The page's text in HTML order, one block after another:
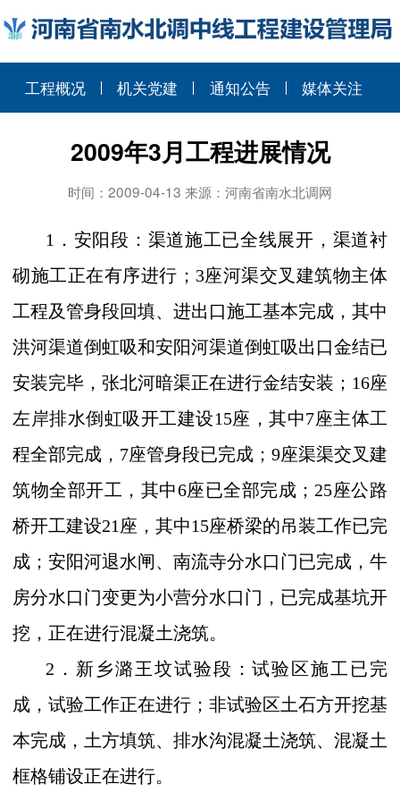
工程概况 机关党建 通知公告 媒体关注
2009年3月工程进展情况
时间：2009-04-13 来源：河南省南水北调网
1 ．安阳段： 渠道施工已全线展开，渠道衬
砌施工正在有序进行； 3座河渠交叉建筑物主体
工程及管身段回填、进出口施工基本完成，其中
洪河渠道倒虹吸和安阳河渠道倒虹吸出口金结已
安装完毕，张北河暗渠正在进行金结安装； 16座
左岸排水倒虹吸开工建设15座，其中7座主体工
程全部完成， 7座管身段已完成 ； 9座渠渠交叉建
筑物全部开工，其中6座已全部完成； 25座公路
桥开工建设21 座，其中15座桥梁的吊装工作已完
成 ；安阳河退水闸、南流寺分水口门已完成，牛
房分水口门变更为小营分水口门，已完成基坑开
挖，正在进行混凝土浇筑。
2 ．新乡潞王坟试验段：试验区施工已完
成，试验工作正在进行；非试验区土石方开挖基
本完成，土方填筑、排水沟混凝土浇筑、混凝土
框格铺设正在进行。